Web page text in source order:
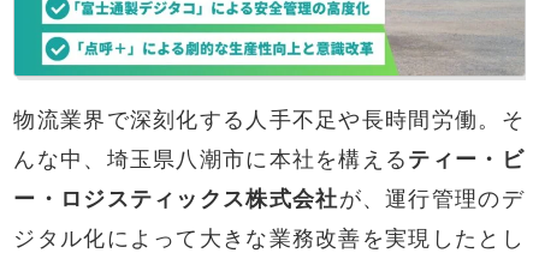
物流業界で深刻化する人手不足や長時間労働。そ
んな中、埼玉県八潮市に本社を構えるティー・ビ
ー・ロジスティックス株式会社が、運行管理のデ
ジタル化によって大きな業務改善を実現したとし